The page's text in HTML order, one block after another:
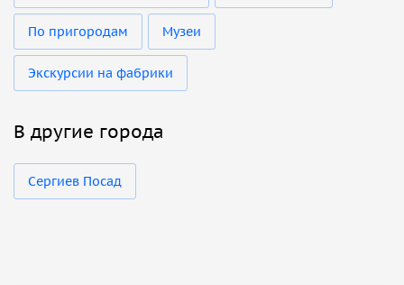
По пригородам Музеи
Экскурсии на фабрики
В другие города
Сергиев Посад